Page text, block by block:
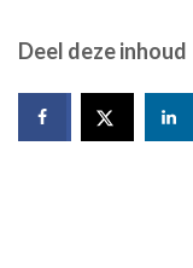
Deel deze inhoud